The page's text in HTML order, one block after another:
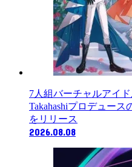
7人組バーチャルアイ
Takahashiプロデュース
をリリース
2026.08.08